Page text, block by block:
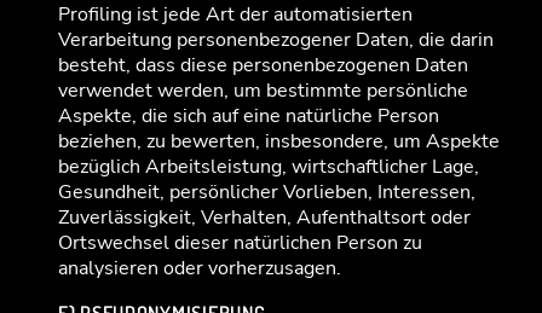
Profiling ist jede Art der automatisierten
Verarbeitung personenbezogener Daten, die darin
besteht, dass diese personenbezogenen Daten
verwendet werden, um bestimmte persönliche
Aspekte, die sich auf eine natürliche Person
beziehen, zu bewerten, insbesondere, um Aspekte
bezüglich Arbeitsleistung, wirtschaftlicher Lage,
Gesundheit, persönlicher Vorlieben, Interessen,
Zuverlässigkeit, Verhalten, Aufenthaltsort oder
Ortswechsel dieser natürlichen Person zu
analysieren oder vorherzusagen.